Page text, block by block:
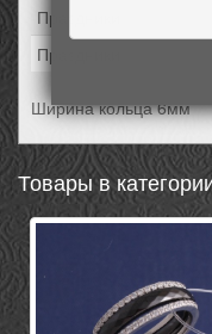
Праздники:
Праздники:
Ширина кольца 6мм
Товары в